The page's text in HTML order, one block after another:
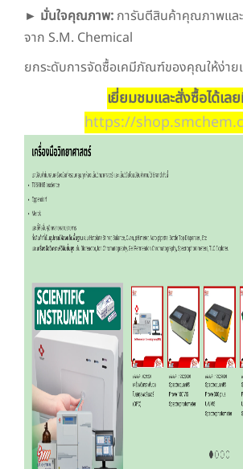
► มั่นใจคุณภาพ: การันตีสินค้าคุณภาพแล
จาก S.M. Chemical
ยกระดับการจัดซื้อเคมีภัณฑ์ของคุณให้ง่าย
เยี่ยมชมและสั่งซื้อได้เล
https://